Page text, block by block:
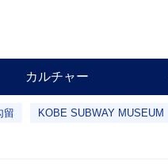
カルチャー
留 KOBE SUBWAY MUSEUM